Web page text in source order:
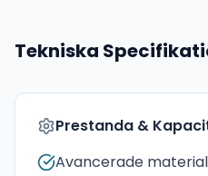
Tekniska
Prestanda &
Avancerade